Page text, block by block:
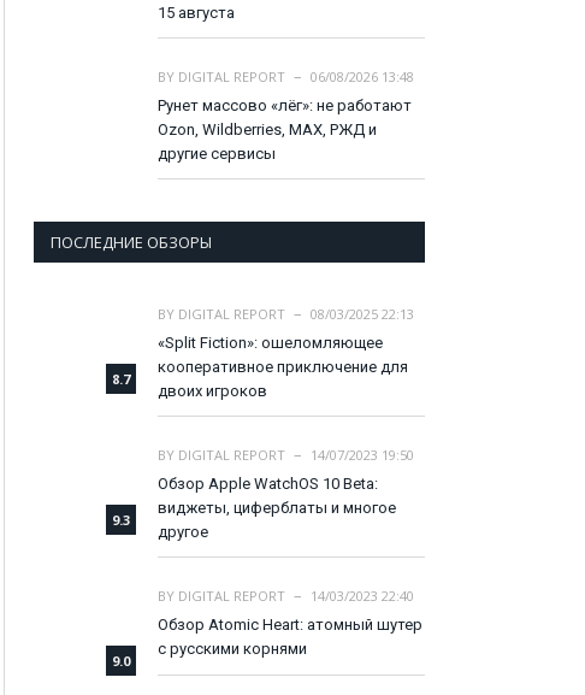
15 августа
BY DIGITAL REPORT
06/08/2026 13:48
Рунет массово «лёг»: не работают
Ozon, Wildberries, MAX, РЖД и
другие сервисы
ПОСЛЕДНИЕ ОБЗОРЫ
8.7
BY DIGITAL REPORT
08/03/2025 22:13
«Split Fiction»: ошеломляющее
кооперативное приключение для
двоих игроков
9.3
BY DIGITAL REPORT
14/07/2023 19:50
Обзор Apple WatchOS 10 Beta:
виджеты, циферблаты и многое
другое
9.0
BY DIGITAL REPORT
14/03/2023 22:40
Обзор Atomic Heart: атомный шутер
с русскими корнями